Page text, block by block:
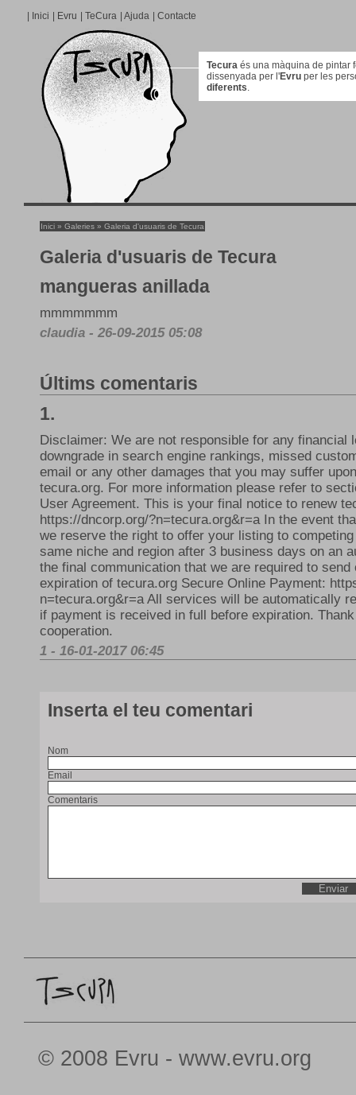
Inici Evru TeCura Ajuda Contacte
Tecura és una màquina de pintar
dissenyada per l'Evru per les
diferents.
Inici » Galeries » Galeria d'usuaris de Tecura
Galeria d'usuaris de Tecura
mangueras anillada
mmmmmmm
claudia - 26-09-2015 05:08
Últims comentaris
1.
Disclaimer: We are not responsible for any financial
downgrade in search engine rankings, missed
email or any other damages that you may suffer
tecura.org. For more information please refer to
User Agreement. This is your final notice to renew
https://dncorp.org/?n=tecura.org&r=a In the event
we reserve the right to offer your listing to
same niche and region after 3 business days on an
the final communication that we are required to send
expiration of tecura.org Secure Online Payment:
n=tecura.org&r=a All services will be automatically
if payment is received in full before expiration.
cooperation.
1 - 16-01-2017 06:45
Inserta el teu comentari
Nom
Email
Comentaris
© 2008 Evru - www.evru.org